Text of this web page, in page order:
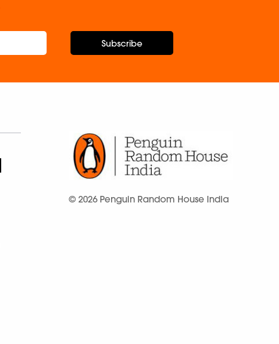
Subscribe
© 2026 Penguin Random House India